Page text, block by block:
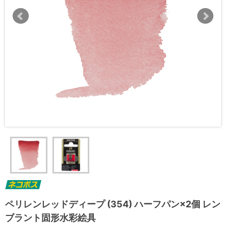
ペリレンレッドディープ (354) ハーフパン×2個 レン
ブラント固形水彩絵具